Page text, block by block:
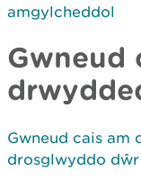
amgylcheddol
Gwneud
Gwneud cais am
drosglwyddo dŵr